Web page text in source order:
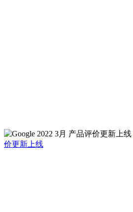
价更新上线